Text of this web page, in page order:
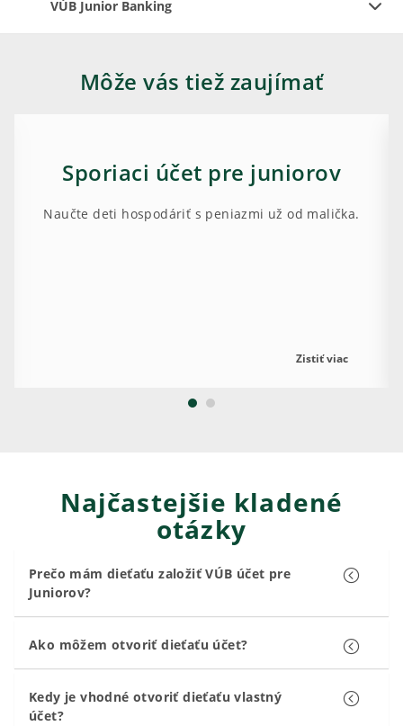
VÚB Junior Banking
Môže vás tiež zaujímať
Sporiaci účet pre juniorov
Naučte deti hospodáriť s peniazmi už od malička.
Zistiť viac
Najčastejšie kladené
otázky
Prečo mám dieťaťu založiť VÚB účet pre
Juniorov?
Ako môžem otvoriť dieťaťu účet?
Kedy je vhodné otvoriť dieťaťu vlastný
účet?